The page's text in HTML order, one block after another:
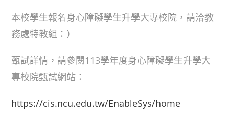
本校學生報名身心障礙學生升學大專校院，請洽教
務處特教組：）
甄試詳情，請參閱113學年度身心障礙學生升學大
專校院甄試網站：
https://cis.ncu.edu.tw/EnableSys/home